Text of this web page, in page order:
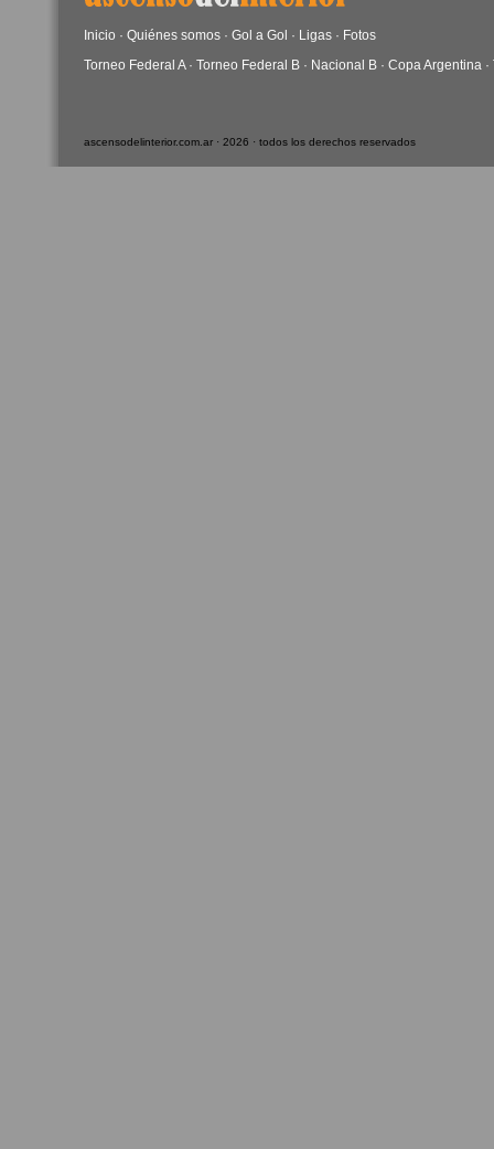
Inicio · Quiénes somos · Gol a Gol · Ligas · Fotos
Torneo Federal A· Torneo Federal B · Nacional B · Copa Argentina ·
ascensodelinterior.com.ar · 2026 · todos los derechos reservados